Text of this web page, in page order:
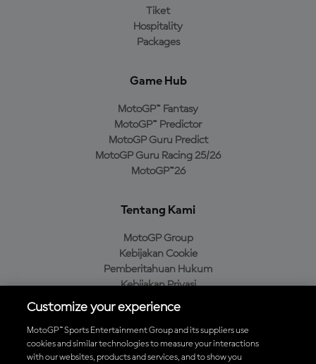
Tiket
Hospitality
Packages
Game Hub
MotoGP™ Fantasy
MotoGP™ Predictor
MotoGP Guru Predict
MotoGP Guru Racing 25/26
MotoGP™26
Tentang Kami
MotoGP Group
Kebijakan Cookie
Pemberitahuan Hukum
Kebijakan Privasi
Kebijakan Pembelian
Unduh Aplikasi Resmi MotoGP™
Customize your experience
MotoGP™ Sports Entertainment Group and its suppliers use
cookies and similar technologies to measure your interactions
with our websites, products and services, and to show you